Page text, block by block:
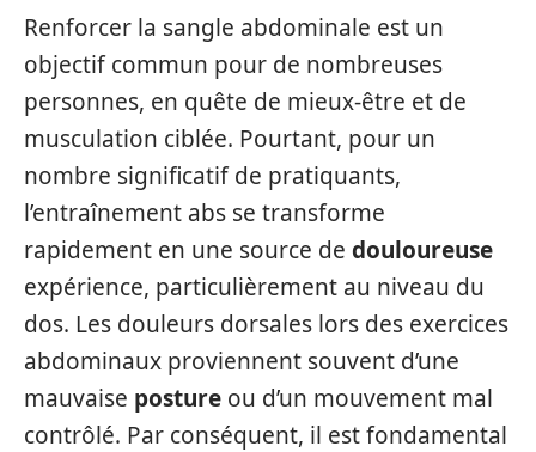
Renforcer la sangle abdominale est un
objectif commun pour de nombreuses
personnes, en quête de mieux-être et de
musculation ciblée. Pourtant, pour un
nombre significatif de pratiquants,
l’entraînement abs se transforme
rapidement en une source de douloureuse
expérience, particulièrement au niveau du
dos. Les douleurs dorsales lors des exercices
abdominaux proviennent souvent d’une
mauvaise posture ou d’un mouvement mal
contrôlé. Par conséquent, il est fondamental